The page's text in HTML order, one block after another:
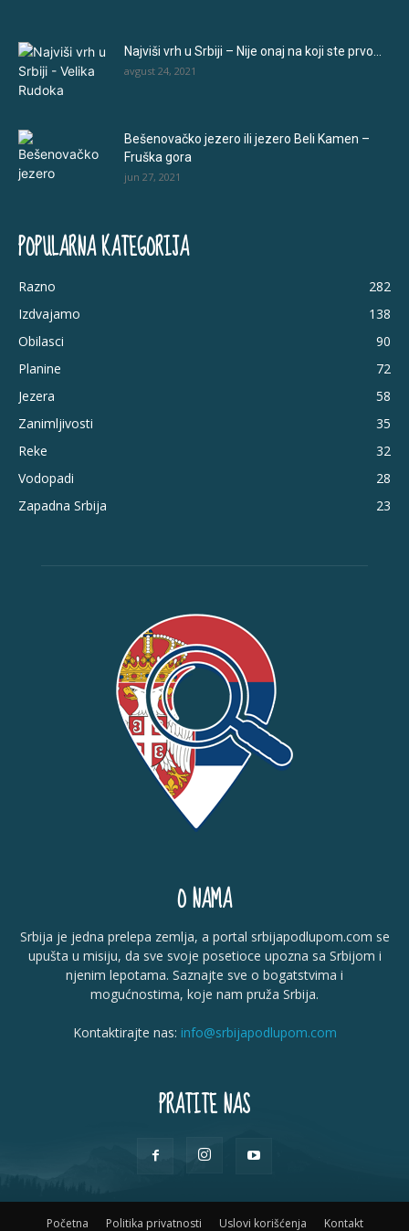
Najviši vrh u Srbiji – Nije onaj na koji ste prvo...
avgust 24, 2021
Bešenovačko jezero ili jezero Beli Kamen –
Fruška gora
jun 27, 2021
POPULARNA KATEGORIJA
Razno
282
Izdvajamo
138
Obilasci
90
Planine
72
Jezera
58
Zanimljivosti
35
Reke
32
Vodopadi
28
Zapadna Srbija
23
O NAMA
Srbija je jedna prelepa zemlja, a portal srbijapodlupom.com se
upušta u misiju, da sve svoje posetioce upozna sa Srbijom i
njenim lepotama. Saznajte sve o bogatstvima i
mogućnostima, koje nam pruža Srbija.
Kontaktirajte nas: info@srbijapodlupom.com
PRATITE NAS
Početna Politika privatnosti Uslovi korišćenja Kontakt